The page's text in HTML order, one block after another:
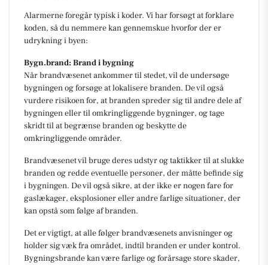
Alarmerne foregår typisk i koder. Vi har forsøgt at forklare
koden, så du nemmere kan gennemskue hvorfor der er
udrykning i byen:
Bygn.brand: Brand i bygning
Når brandvæsenet ankommer til stedet, vil de undersøge
bygningen og forsøge at lokalisere branden. De vil også
vurdere risikoen for, at branden spreder sig til andre dele af
bygningen eller til omkringliggende bygninger, og tage
skridt til at begrænse branden og beskytte de
omkringliggende områder.
Brandvæsenet vil bruge deres udstyr og taktikker til at slukke
branden og redde eventuelle personer, der måtte befinde sig
i bygningen. De vil også sikre, at der ikke er nogen fare for
gaslækager, eksplosioner eller andre farlige situationer, der
kan opstå som følge af branden.
Det er vigtigt, at alle følger brandvæsenets anvisninger og
holder sig væk fra området, indtil branden er under kontrol.
Bygningsbrande kan være farlige og forårsage store skader,